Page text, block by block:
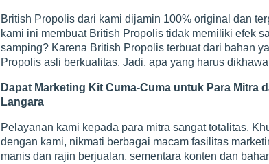
British Propolis dari kami dijamin 100% original dan
kami ini membuat British Propolis tidak memiliki efek
samping? Karena British Propolis terbuat dari bahan
Propolis asli berkualitas. Jadi, apa yang harus
Dapat Marketing Kit Cuma-Cuma untuk Para Mitra
Langara
Pelayanan kami kepada para mitra sangat totalitas.
dengan kami, nikmati berbagai macam fasilitas
manis dan rajin berjualan, sementara konten dan